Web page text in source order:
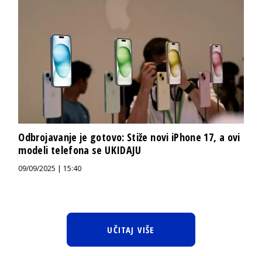
Odbrojavanje je gotovo: Stiže novi iPhone 17, a ovi
modeli telefona se UKIDAJU
09/09/2025 | 15:40
UČITAJ VIŠE